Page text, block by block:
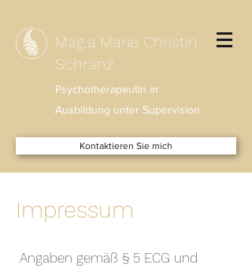
Mag.a Marie Christin
Schranz
Psychotherapeutin in
Ausbildung unter Supervision
Kontaktieren Sie mich
Impressum
Angaben gemäß § 5 ECG und